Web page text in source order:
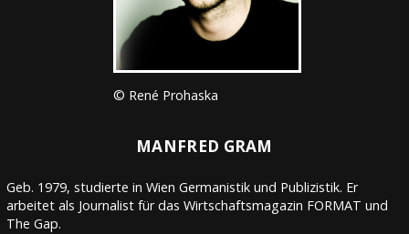
© René Prohaska
MANFRED GRAM
Geb. 1979, studierte in Wien Germanistik und Publizistik. Er
arbeitet als Journalist für das Wirtschaftsmagazin FORMAT und
The Gap.